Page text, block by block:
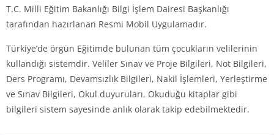
T.C. Milli Eğitim Bakanlığı Bilgi İşlem Dairesi Başkanlığı
tarafından hazırlanan Resmi Mobil Uygulamadır.
Türkiye’de örgün Eğitimde bulunan tüm çocukların velilerinin
kullandığı sistemdir. Veliler Sınav ve Proje Bilgileri, Not Bilgileri,
Ders Programı, Devamsızlık Bilgileri, Nakil İşlemleri, Yerleştirme
ve Sınav Bilgileri, Okul duyuruları, Okuduğu kitaplar gibi
bilgileri sistem sayesinde anlık olarak takip edebilmektedir.